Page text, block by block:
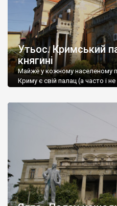
Утьос. Кримський
княгині
Майже у кожному населеному
Криму є свій палац (а часто і